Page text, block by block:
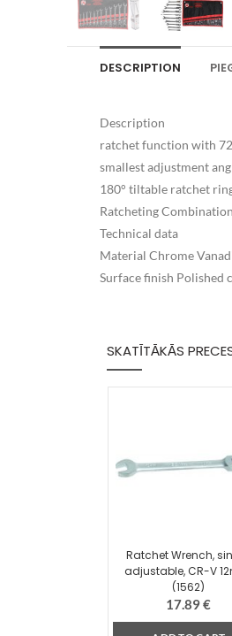
DESCRIPTION
Description
ratchet function with
smallest adjustment
180° tiltable ratchet
Ratcheting
Technical data
Material Chrome
Surface finish Polished
SKATĪTĀKĀS
Ratchet Wrench,
adjustable, CR-V
(1562)
17.89€